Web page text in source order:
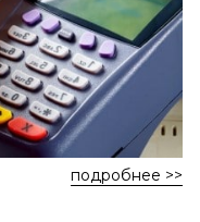
подробнее >>